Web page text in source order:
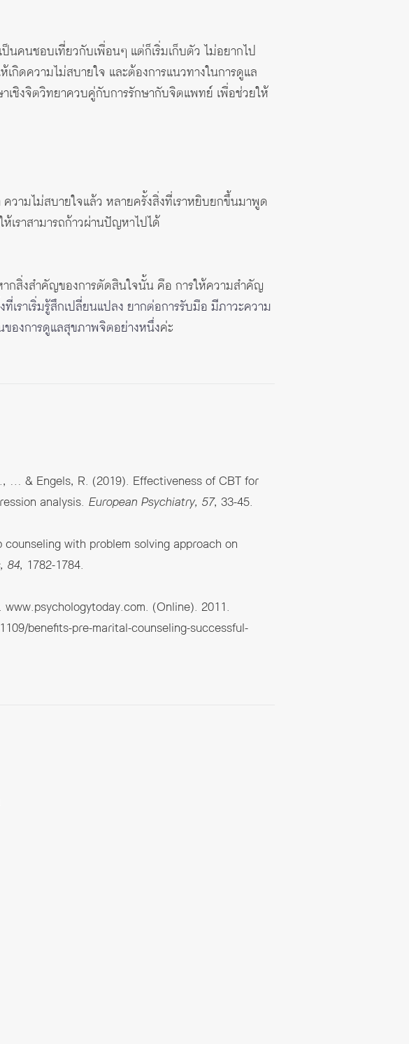
นคนชอบเที่ยวกับเพื่อนๆ แต่ก็เริ่มเก็บตัว ไม่อยากไป
กิดความไม่สบายใจ และต้องการแนวทางในการดูแล
ชิงจิตวิทยาควบคู่กับการรักษากับจิตแพทย์ เพื่อช่วยให้
ามไม่สบายใจแล้ว หลายครั้งสิ่งที่เราหยิบยกขึ้นมาพูด
เราสามารถก้าวผ่านปัญหาไปได้
ากสิ่งสำคัญของการตัดสินใจนั้น คือ การให้ความสำคัญ
ที่เราเริ่มรู้สึกเปลี่ยนแปลง ยากต่อการรับมือ มีภาวะความ
องการดูแลสุขภาพจิตอย่างหนึ่งค่ะ
… & Engels, R. (2019). Effectiveness of CBT for
analysis. European Psychiatry, 57, 33-45.
with problem solving approach on
84, 1782-1784.
www.psychologytoday.com. (Online). 2011.
benefits-pre-marital-counseling-successful-